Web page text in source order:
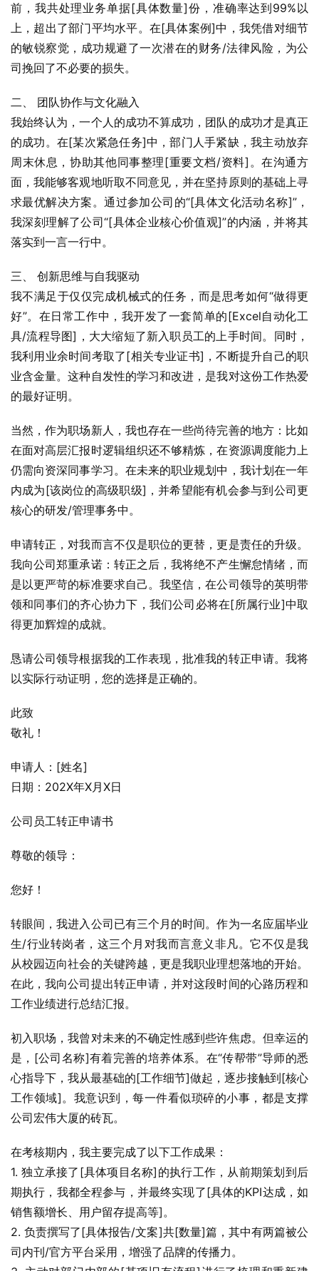
前，我共处理业务单据[具体数量]份，准确率达到99%以
上，超出了部门平均水平。在[具体案例]中，我凭借对细节
的敏锐察觉，成功规避了一次潜在的财务/法律风险，为公
司挽回了不必要的损失。
二、 团队协作与文化融入
我始终认为，一个人的成功不算成功，团队的成功才是真正
的成功。在[某次紧急任务]中，部门人手紧缺，我主动放弃
周末休息，协助其他同事整理[重要文档/资料]。在沟通方
面，我能够客观地听取不同意见，并在坚持原则的基础上寻
求最优解决方案。通过参加公司的“[具体文化活动名称]”，
我深刻理解了公司“[具体企业核心价值观]”的内涵，并将其
落实到一言一行中。
三、 创新思维与自我驱动
我不满足于仅仅完成机械式的任务，而是思考如何“做得更
好”。在日常工作中，我开发了一套简单的[Excel自动化工
具/流程导图]，大大缩短了新入职员工的上手时间。同时，
我利用业余时间考取了[相关专业证书]，不断提升自己的职
业含金量。这种自发性的学习和改进，是我对这份工作热爱
的最好证明。
当然，作为职场新人，我也存在一些尚待完善的地方：比如
在面对高层汇报时逻辑组织还不够精炼，在资源调度能力上
仍需向资深同事学习。在未来的职业规划中，我计划在一年
内成为[该岗位的高级职级]，并希望能有机会参与到公司更
核心的研发/管理事务中。
申请转正，对我而言不仅是职位的更替，更是责任的升级。
我向公司郑重承诺：转正之后，我将绝不产生懈怠情绪，而
是以更严苛的标准要求自己。我坚信，在公司领导的英明带
领和同事们的齐心协力下，我们公司必将在[所属行业]中取
得更加辉煌的成就。
恳请公司领导根据我的工作表现，批准我的转正申请。我将
以实际行动证明，您的选择是正确的。
此致
敬礼！
申请人：[姓名]
日期：202X年X月X日
公司员工转正申请书
尊敬的领导：
您好！
转眼间，我进入公司已有三个月的时间。作为一名应届毕业
生/行业转岗者，这三个月对我而言意义非凡。它不仅是我
从校园迈向社会的关键跨越，更是我职业理想落地的开始。
在此，我向公司提出转正申请，并对这段时间的心路历程和
工作业绩进行总结汇报。
初入职场，我曾对未来的不确定性感到些许焦虑。但幸运的
是，[公司名称]有着完善的培养体系。在“传帮带”导师的悉
心指导下，我从最基础的[工作细节]做起，逐步接触到[核心
工作领域]。我意识到，每一件看似琐碎的小事，都是支撑
公司宏伟大厦的砖瓦。
在考核期内，我主要完成了以下工作成果：
1. 独立承接了[具体项目名称]的执行工作，从前期策划到后
期执行，我都全程参与，并最终实现了[具体的KPI达成，如
销售额增长、用户留存提高等]。
2. 负责撰写了[具体报告/文案]共[数量]篇，其中有两篇被公
司内刊/官方平台采用，增强了品牌的传播力。